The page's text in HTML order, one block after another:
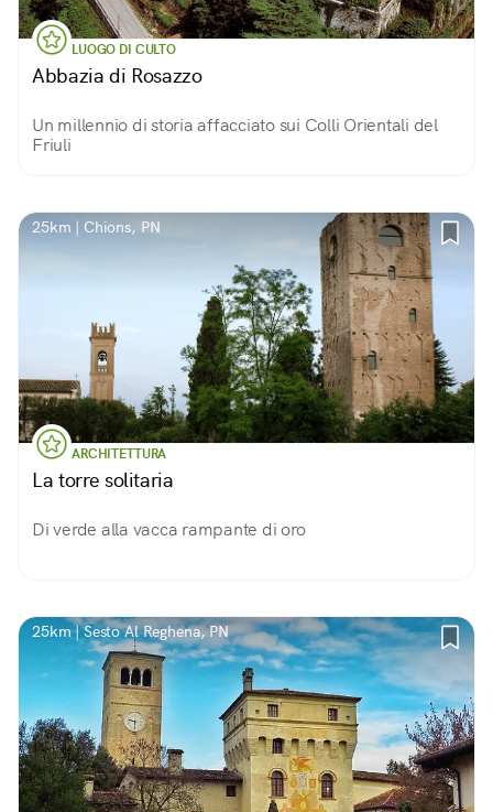
LUOGO DI CULTO
Abbazia di Rosazzo
Un millennio di storia affacciato sui Colli Orientali del
Friuli
25km | Chions, PN
ARCHITETTURA
La torre solitaria
Di verde alla vacca rampante di oro
25km | Sesto Al Reghena, PN